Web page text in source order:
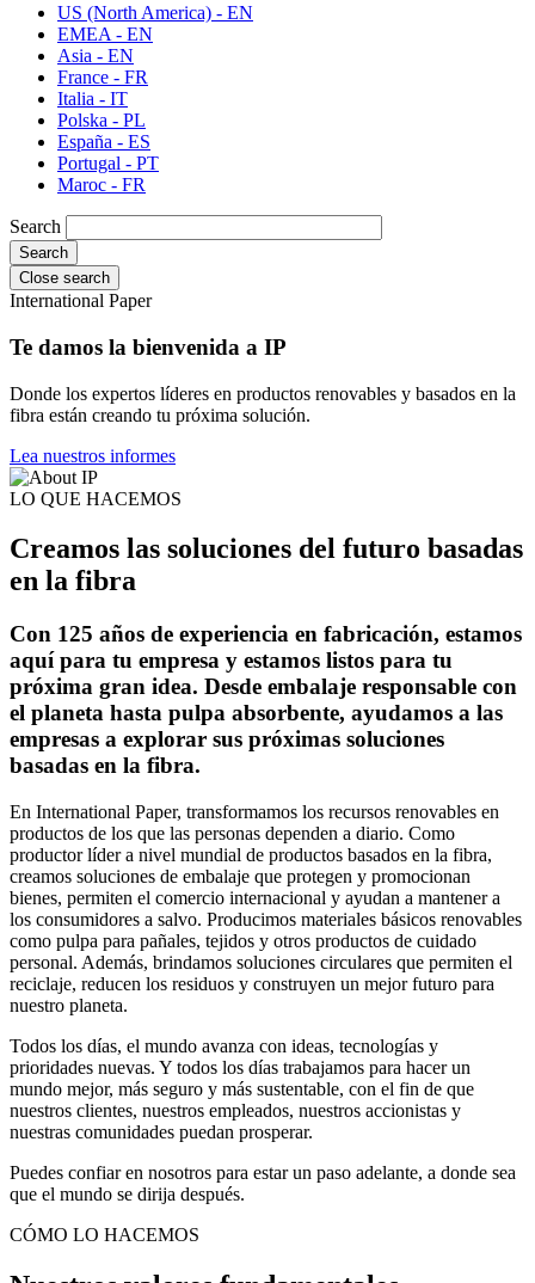
US (North America) - EN
EMEA - EN
Asia - EN
France - FR
Italia - IT
Polska - PL
España - ES
Portugal - PT
Maroc - FR
Search
Close search
International Paper
Te damos la bienvenida a IP
Donde los expertos líderes en productos renovables y basados en la
fibra están creando tu próxima solución.
Lea nuestros informes
LO QUE HACEMOS
Creamos las soluciones del futuro basadas
en la fibra
Con 125 años de experiencia en fabricación, estamos
aquí para tu empresa y estamos listos para tu
próxima gran idea. Desde embalaje responsable con
el planeta hasta pulpa absorbente, ayudamos a las
empresas a explorar sus próximas soluciones
basadas en la fibra.
En International Paper, transformamos los recursos renovables en
productos de los que las personas dependen a diario. Como
productor líder a nivel mundial de productos basados en la fibra,
creamos soluciones de embalaje que protegen y promocionan
bienes, permiten el comercio internacional y ayudan a mantener a
los consumidores a salvo. Producimos materiales básicos renovables
como pulpa para pañales, tejidos y otros productos de cuidado
personal. Además, brindamos soluciones circulares que permiten el
reciclaje, reducen los residuos y construyen un mejor futuro para
nuestro planeta.
Todos los días, el mundo avanza con ideas, tecnologías y
prioridades nuevas. Y todos los días trabajamos para hacer un
mundo mejor, más seguro y más sustentable, con el fin de que
nuestros clientes, nuestros empleados, nuestros accionistas y
nuestras comunidades puedan prosperar.
Puedes confiar en nosotros para estar un paso adelante, a donde sea
que el mundo se dirija después.
CÓMO LO HACEMOS